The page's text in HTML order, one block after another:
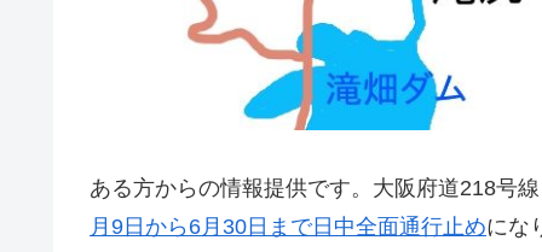
ある方からの情報提供です。大阪府道218号
月9日から6月30日まで日中全面通行止めにな